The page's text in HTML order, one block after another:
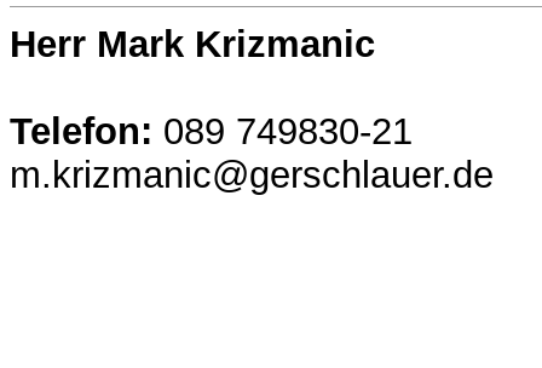
Herr Mark Krizmanic
Telefon: 089 749830-21
m.krizmanic@gerschlauer.de